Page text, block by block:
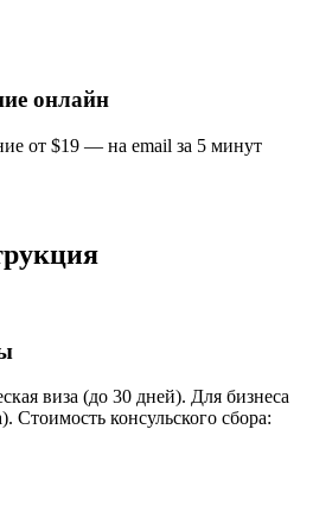
онлайн
от $19 — на email за 5 минут
виза (до 30 дней). Для бизнеса
Стоимость консульского сбора: